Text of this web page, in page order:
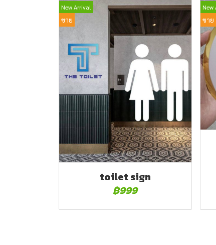
New Arrival
ขาย
toilet sign
฿999
New
ขาย